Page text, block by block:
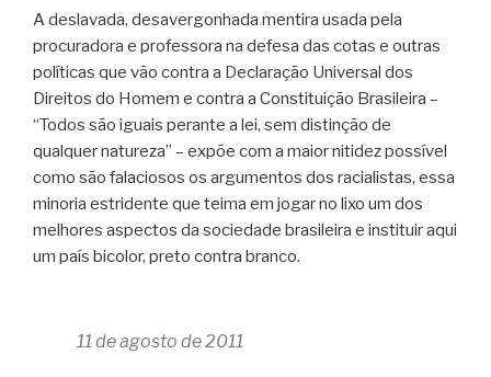
A deslavada, desavergonhada mentira usada pela
procuradora e professora na defesa das cotas e outras
políticas que vão contra a Declaração Universal dos
Direitos do Homem e contra a Constituição Brasileira –
“Todos são iguais perante a lei, sem distinção de
qualquer natureza” – expõe com a maior nitidez possível
como são falaciosos os argumentos dos racialistas, essa
minoria estridente que teima em jogar no lixo um dos
melhores aspectos da sociedade brasileira e instituir aqui
um país bicolor, preto contra branco.
11 de agosto de 2011